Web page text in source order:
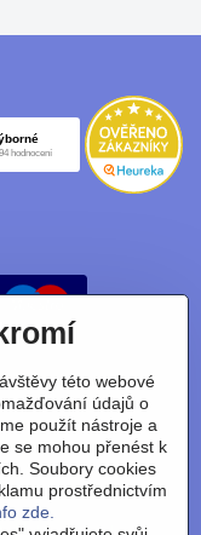
/výměna
této webové
údajů o
použít nástroje a
se mohou přenést k
Soubory cookies
prostřednictvím
zde.